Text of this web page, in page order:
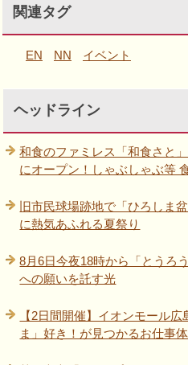
関連タグ
EN NN イベント
ヘッドライン
和食のファミレス「和食さと
にオープン！しゃぶしゃぶ等
旧市民球場跡地で「ひろしま
に熱気あふれる夏祭り
8月6日今夜18時から「とうろ
への願いを託す光
【2日間開催】イオンモール
ま」好き！が見つかるお仕事